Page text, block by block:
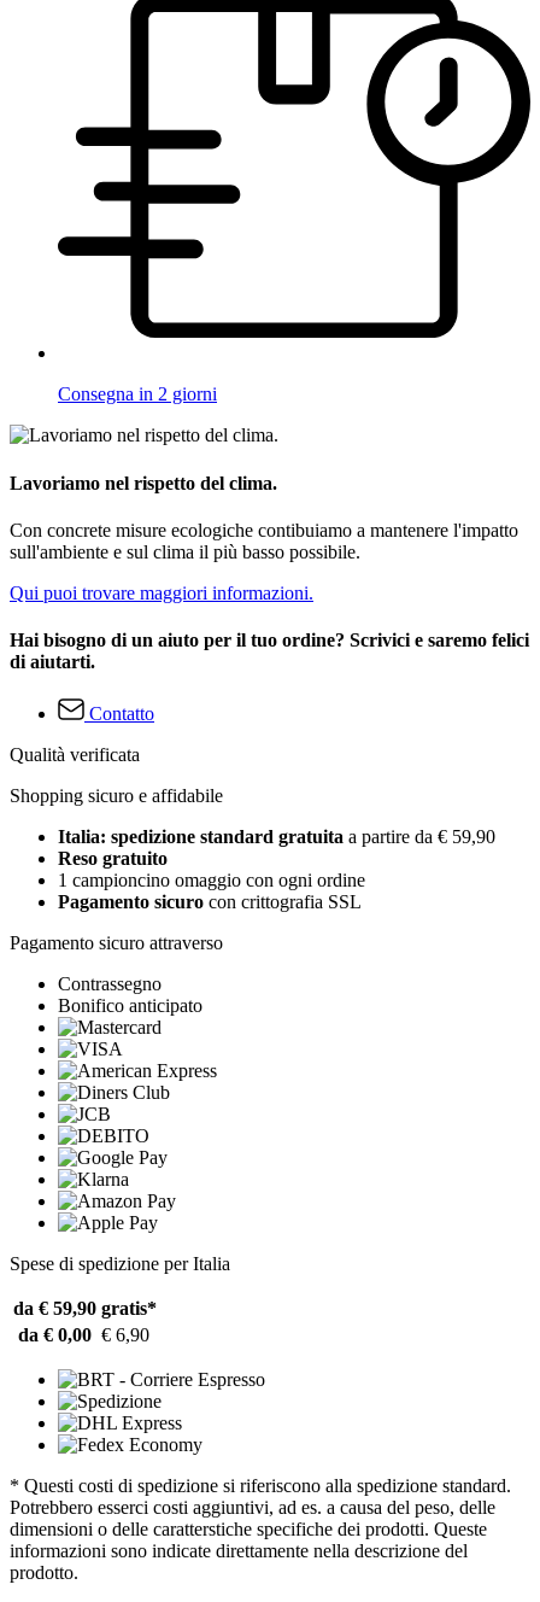
Consegna in 2 giorni
Lavoriamo nel rispetto del clima.
Con concrete misure ecologiche contibuiamo a mantenere l'impatto
sull'ambiente e sul clima il più basso possibile.
Qui puoi trovare maggiori informazioni.
Hai bisogno di un aiuto per il tuo ordine? Scrivici e saremo felici
di aiutarti.
Contatto
Qualità verificata
Shopping sicuro e affidabile
Italia: spedizione standard gratuita a partire da € 59,90
Reso gratuito
1 campioncino omaggio con ogni ordine
Pagamento sicuro con crittografia SSL
Pagamento sicuro attraverso
Contrassegno
Bonifico anticipato
Spese di spedizione per Italia
da € 59,90 gratis*
da € 0,00 € 6,90
* Questi costi di spedizione si riferiscono alla spedizione standard.
Potrebbero esserci costi aggiuntivi, ad es. a causa del peso, delle
dimensioni o delle caratterstiche specifiche dei prodotti. Queste
informazioni sono indicate direttamente nella descrizione del
prodotto.